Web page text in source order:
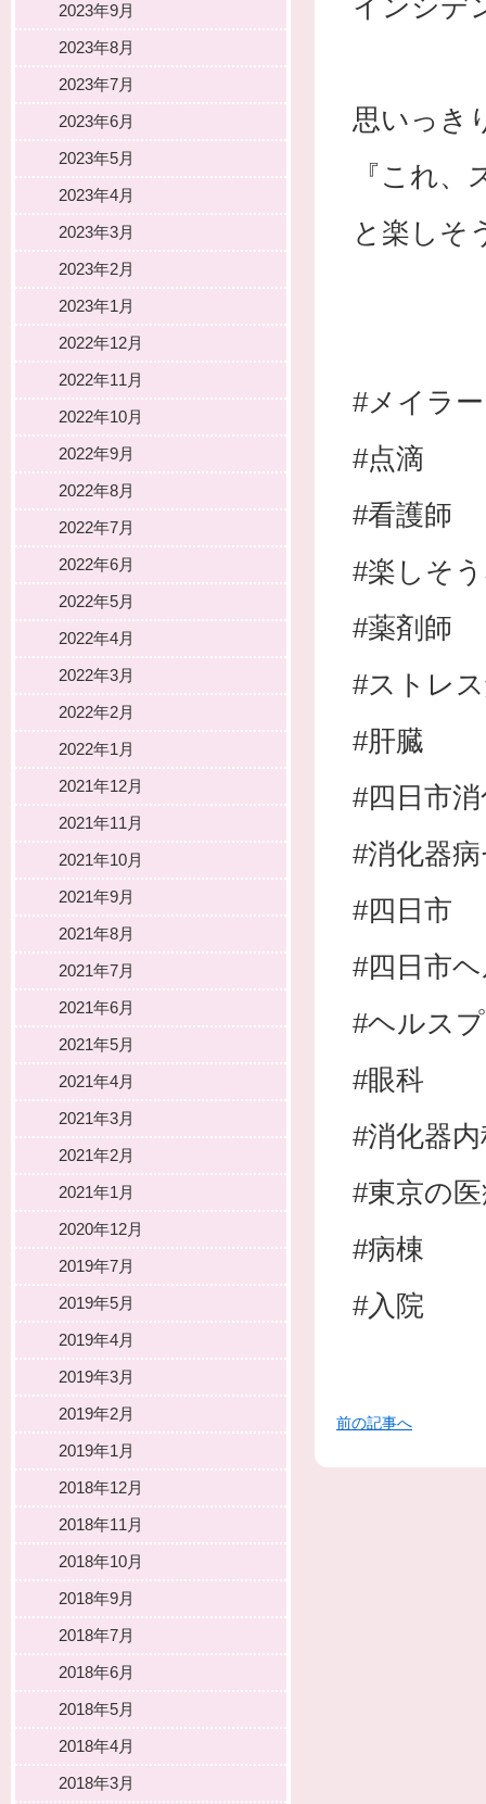
インシデ
思いっき
『これ
と楽しそ
#メイラ
#点滴
#看護師
#楽しそ
#薬剤師
#ストレ
#肝臓
#四日市
#消化器
#四日市
#四日市
#ヘルス
#眼科
#消化器
#東京の
#病棟
#入院
前の記事へ
2023年9月
2023年8月
2023年7月
2023年6月
2023年5月
2023年4月
2023年3月
2023年2月
2023年1月
2022年12月
2022年11月
2022年10月
2022年9月
2022年8月
2022年7月
2022年6月
2022年5月
2022年4月
2022年3月
2022年2月
2022年1月
2021年12月
2021年11月
2021年10月
2021年9月
2021年8月
2021年7月
2021年6月
2021年5月
2021年4月
2021年3月
2021年2月
2021年1月
2020年12月
2019年7月
2019年5月
2019年4月
2019年3月
2019年2月
2019年1月
2018年12月
2018年11月
2018年10月
2018年9月
2018年7月
2018年6月
2018年5月
2018年4月
2018年3月